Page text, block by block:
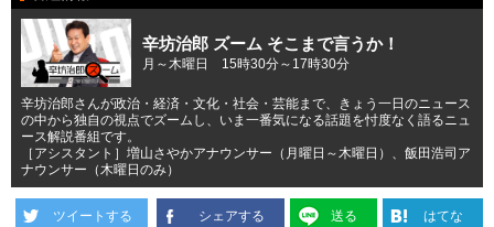
辛坊治郎 ズーム そこまで言うか！
月～木曜日 15時30分～17時30分
辛坊治郎さんが政治・経済・文化・社会・芸能まで、きょう一日のニュース
の中から独自の視点でズームし、いま一番気になる話題を忖度なく語るニュ
ース解説番組です。
［アシスタント］増山さやかアナウンサー（月曜日～木曜日）、飯田浩司ア
ナウンサー（木曜日のみ）
ツイートする シェアする 送る はてな